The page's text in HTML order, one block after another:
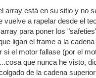
array está en su sitio y no
vuelve a rapelar desde el
para poner los
ligan el frame a la
si el motor fallase (por el
que nunca he visto,
de la cadena